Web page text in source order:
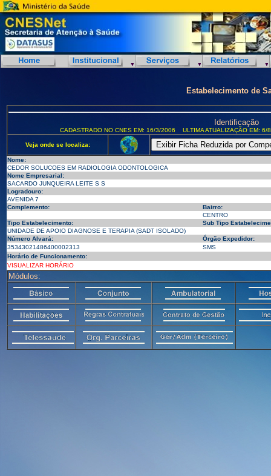
Estabelecimento de
Identificação
CADASTRADO NO CNES EM: 16/3/2006 ULTIMA ATUALIZAÇÃO EM:
Veja onde se localiza:
Nome:
CEDOR SOLUCOES EM RADIOLOGIA ODONTOLOGICA
Nome Empresarial:
SACARDO JUNQUEIRA LEITE S S
Logradouro:
AVENIDA 7
Complemento:
Bairro:
CENTRO
Tipo Estabelecimento:
Sub Tipo
UNIDADE DE APOIO DIAGNOSE E TERAPIA (SADT ISOLADO)
Número Alvará:
Órgão Expedidor:
35343021486400002313
SMS
Horário de Funcionamento:
VISUALIZAR HORÁRIO
Módulos: